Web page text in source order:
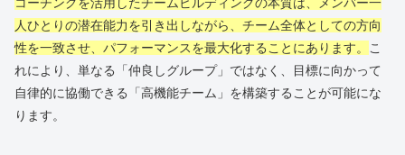
コーチングを活用したチームビルディングの本質は、メンバー一
人ひとりの潜在能力を引き出しながら、チーム全体としての方向
性を一致させ、パフォーマンスを最大化することにあります。 こ
れにより、単なる「仲良しグループ」ではなく、目標に向かって
自律的に協働できる「高機能チーム」を構築することが可能にな
ります。